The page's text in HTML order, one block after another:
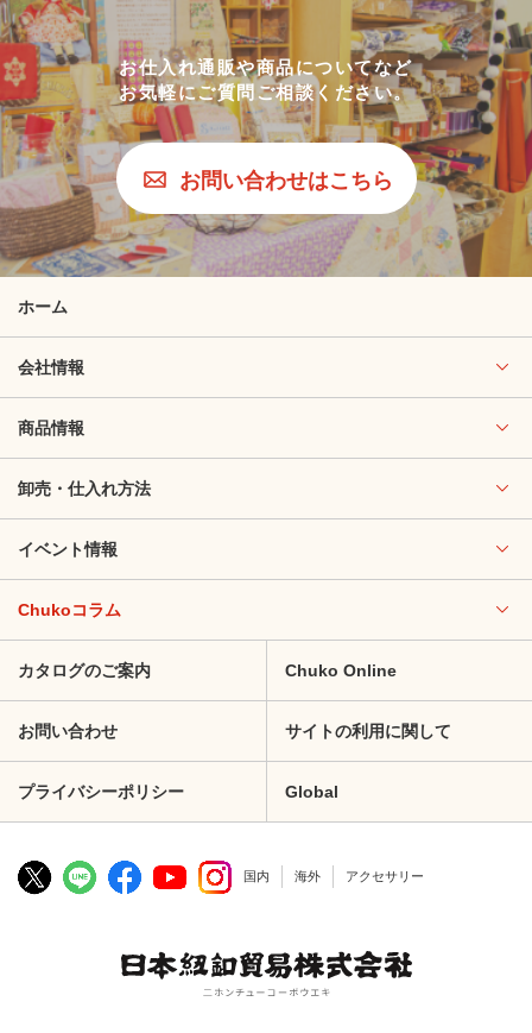
お仕入れ通販や商品についてなど
お気軽にご質問ご相談ください。
お問い合わせはこちら
ホーム
会社情報
商品情報
卸売・仕入れ方法
イベント情報
Chukoコラム
カタログのご案内 Chuko Online
お問い合わせ サイトの利用に関して
プライバシーポリシー Global
国内 海外 アクセサリー